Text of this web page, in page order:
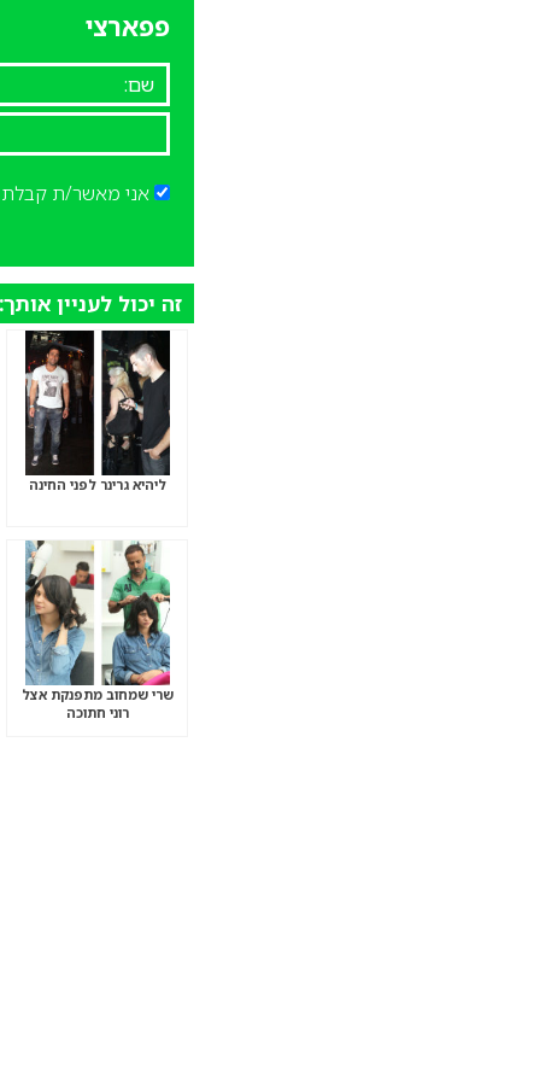
פפארצי
אני מאשר/ת קבלת
זה יכול לעניין אותך:
ליהיא גרינר לפני החינה
שרי שמחוב מתפנקת אצל
רוני חתוכה